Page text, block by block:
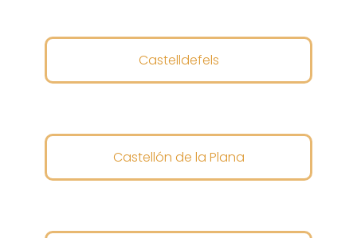
Castelldefels
Castellón de la Plana